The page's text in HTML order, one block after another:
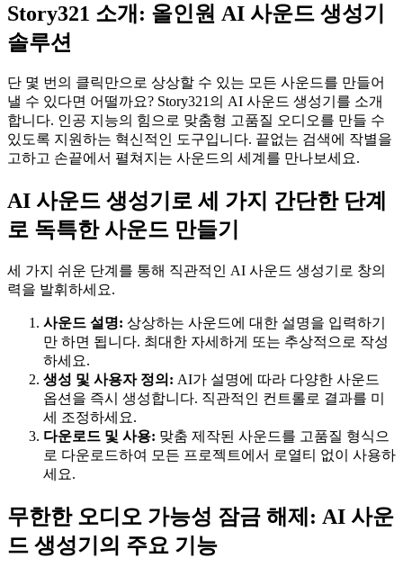
Story321 소개: 올인원 AI 사운드 생성기
솔루션
단 몇 번의 클릭만으로 상상할 수 있는 모든 사운드를 만들어
낼 수 있다면 어떨까요? Story321의 AI 사운드 생성기를 소개
합니다. 인공 지능의 힘으로 맞춤형 고품질 오디오를 만들 수
있도록 지원하는 혁신적인 도구입니다. 끝없는 검색에 작별을
고하고 손끝에서 펼쳐지는 사운드의 세계를 만나보세요.
AI 사운드 생성기로 세 가지 간단한 단계
로 독특한 사운드 만들기
세 가지 쉬운 단계를 통해 직관적인 AI 사운드 생성기로 창의
력을 발휘하세요.
사운드 설명: 상상하는 사운드에 대한 설명을 입력하기
만 하면 됩니다. 최대한 자세하게 또는 추상적으로 작성
하세요.
생성 및 사용자 정의: AI가 설명에 따라 다양한 사운드
옵션을 즉시 생성합니다. 직관적인 컨트롤로 결과를 미
세 조정하세요.
다운로드 및 사용: 맞춤 제작된 사운드를 고품질 형식으
로 다운로드하여 모든 프로젝트에서 로열티 없이 사용하
세요.
무한한 오디오 가능성 잠금 해제: AI 사운
드 생성기의 주요 기능